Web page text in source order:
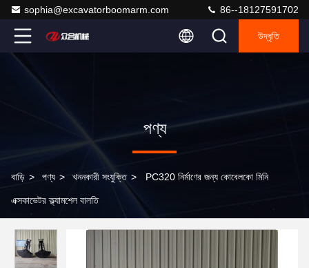
sophia@excavatorboomarm.com 86--18127591702
উদ্ধৃতি
পণ্য
বাড়ি > পণ্য > খননকারী সংযুক্তি > PC320 নির্মাণের জন্য কোবেলকো মিনি
এক্সকাভেটর ক্ল্যামশেল বালতি